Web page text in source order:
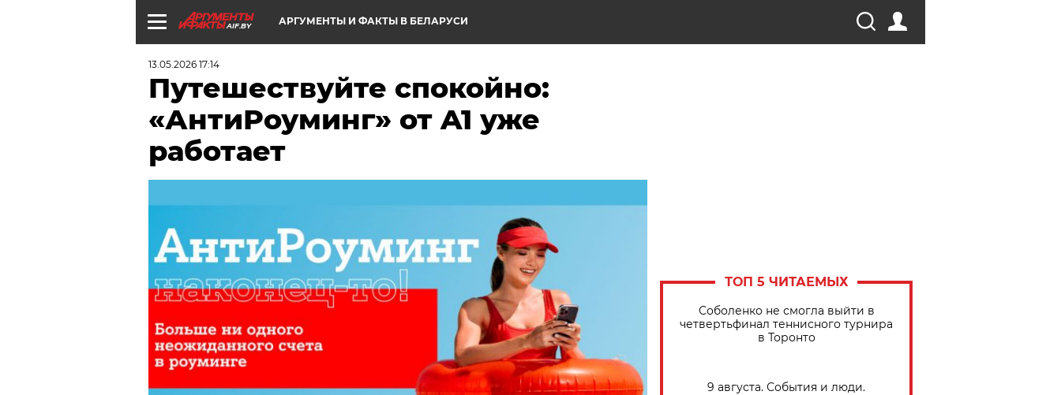
AIF.BY АРГУМЕНТЫ И ФАКТЫ В БЕЛАРУСИ
13.05.2026 17:14
Путешествуйте спокойно:
«АнтиРоуминг» от A1 уже
работает
ТОП 5 ЧИТАЕМЫХ
Соболенко не смогла выйти в
четвертьфинал теннисного турнира
в Торонто
9 августа. События и люди.